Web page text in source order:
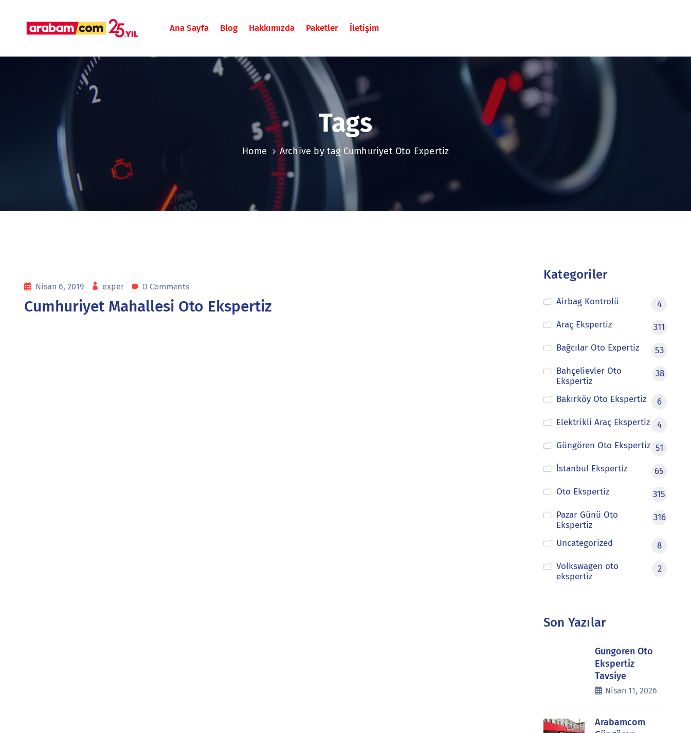
Ana Sayfa Blog Hakkımızda Paketler İletişim
Tags
Home Archive by tag Cumhuriyet Oto Expertiz
Nisan 6, 2019 exper 0 Comments
Cumhuriyet Mahallesi Oto Ekspertiz
Kategoriler
Airbag Kontrolü
4
Araç Ekspertiz
311
Bağcılar Oto Expertiz
53
Bahçelievler Oto
Ekspertiz
38
Bakırköy Oto Ekspertiz
6
Elektrikli Araç Ekspertiz
4
Güngören Oto Ekspertiz 51
İstanbul Ekspertiz
65
Oto Ekspertiz
315
Pazar Günü Oto
Ekspertiz
316
Uncategorized
8
Volkswagen oto
ekspertiz
2
Son Yazılar
Güngören Oto
Ekspertiz
Tavsiye
Nisan 11, 2026
Arabamcom